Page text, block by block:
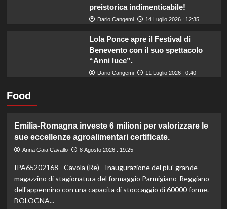
preistorica indimenticabile!
Dario Cangemi 14 Luglio 2026 : 12:35
Lola Ponce apre il Festival di
Benevento con il suo spettacolo
“Anni luce”.
Dario Cangemi 11 Luglio 2026 : 0:40
Food
Emilia-Romagna investe 6 milioni per valorizzare le
sue eccellenze agroalimentari certificate.
Anna Gaia Cavallo 8 Agosto 2026 : 19:25
IPA65202168 - Cavola (Re) - Inaugurazione del piu' grande
magazzino di stagionatura del formaggio Parmigiano-Reggiano
dell'appennino con una capacita di stoccaggio di 60000 forme.
BOLOGNA...